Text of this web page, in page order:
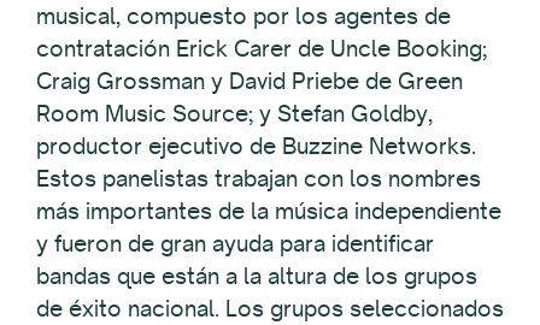
musical, compuesto por los agentes de
contratación Erick Carer de Uncle Booking;
Craig Grossman y David Priebe de Green
Room Music Source; y Stefan Goldby,
productor ejecutivo de Buzzine Networks.
Estos panelistas trabajan con los nombres
más importantes de la música independiente
y fueron de gran ayuda para identificar
bandas que están a la altura de los grupos
de éxito nacional. Los grupos seleccionados